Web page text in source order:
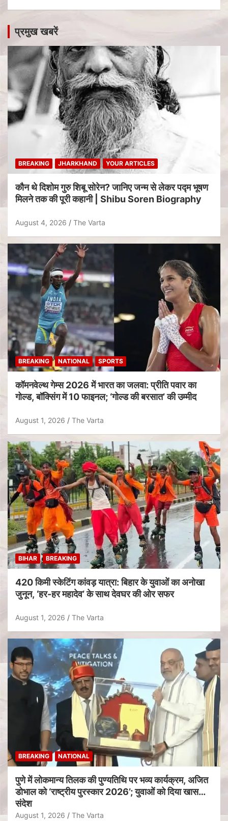
प्रमुख खबरें
BREAKING JHARKHAND YOUR ARTICLES
कौन थे दिशोम गुरु शिबू सोरेन? जानिए जन्म से लेकर पद्म भूषण
मिलने तक की पूरी कहानी | Shibu Soren Biography
August 4, 2026 The Varta
BREAKING NATIONAL SPORTS
कॉमनवेल्थ गेम्स 2026 में भारत का जलवा: प्रीति पवार का
गोल्ड, बॉक्सिंग में 10 फाइनल; ‘गोल्ड की बरसात’ की उम्मीद
August 1, 2026 The Varta
BIHAR BREAKING
420 किमी स्केटिंग कांवड़ यात्रा: बिहार के युवाओं का अनोखा
जुनून, ‘हर-हर महादेव’ के साथ देवघर की ओर सफर
August 1, 2026 The Varta
BREAKING NATIONAL
पुणे में लोकमान्य तिलक की पुण्यतिथि पर भव्य कार्यक्रम, अजित
डोभाल को ‘राष्ट्रीय पुरस्कार 2026’; युवाओं को दिया खास
संदेश
August 1, 2026 The Varta